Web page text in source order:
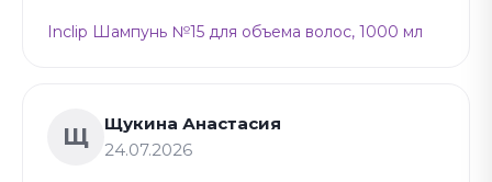
Inclip Шампунь №15 для объема волос, 1000 мл
Щ
Щукина Анастасия
24.07.2026